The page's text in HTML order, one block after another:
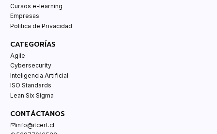
Cursos e-learning
Empresas
Politica de Privacidad
CATEGORÍAS
Agile
Cybersecurity
Inteligencia Artificial
ISO Standards
Lean Six Sigma
CONTÁCTANOS
info@itcert.cl